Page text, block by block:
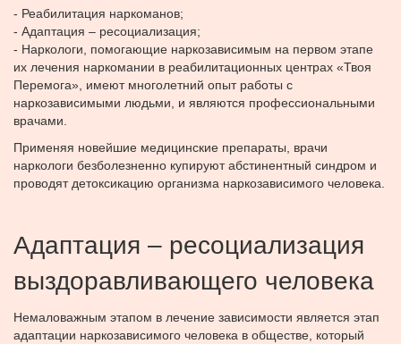
- Реабилитация наркоманов;
- Адаптация – ресоциализация;
- Наркологи, помогающие наркозависимым на первом этапе
их лечения наркомании в реабилитационных центрах «Твоя
Перемога», имеют многолетний опыт работы с
наркозависимыми людьми, и являются профессиональными
врачами.
Применяя новейшие медицинские препараты, врачи
наркологи безболезненно купируют абстинентный синдром и
проводят детоксикацию организма наркозависимого человека.
Адаптация – ресоциализация
выздоравливающего человека
Немаловажным этапом в лечение зависимости является этап
адаптации наркозависимого человека в обществе, который